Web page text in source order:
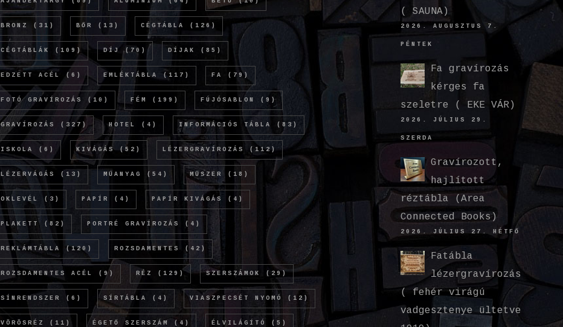
BRONZ (31) BŐR (13) CÉGTÁBLA (126)
CÉGTÁBLÁK (109) DÍJ (70) DÍJAK (85)
EDZETT ACÉL (6) EMLÉKTÁBLA (117) FA (79)
FOTÓ GRAVÍROZÁS (10) FÉM (199) FÚJÓSABLON (9)
GRAVÍROZÁS (327) HOTEL (4) INFORMÁCIÓS TÁBLA (83)
ISKOLA (6) KIVÁGÁS(52) LÉZERGRAVÍROZÁS (112)
LÉZERVÁGÁS (13) MŰANYAG (54) MŰSZER (18)
OKLEVÉL (3) PAPÍR (4) PAPÍR KIVÁGÁS (4)
PLAKETT(82) PORTRÉ GRAVÍROZÁS (4)
REKLÁMTÁBLA (120) ROZSDAMENTES (42)
ROZSDAMENTES ACÉL (9) RÉZ (129) SZERSZÁMOK (29)
SÍNRENDSZER (6) SÍRTÁBLA (4) VIASZPECSÉT NYOMÓ (12)
VÖRÖSRÉZ (11) ÉGETŐ SZERSZÁM (4) ÉLVILÁGÍTÓ (5)
( SAUNA)
2026. AUGUSZTUS 7.
PÉNTEK
Fa gravírozás
kérges fa
szeletre ( EKE VÁR)
2026. JÚLIUS 29.
SZERDA
Gravírozott,
hajlított
réztábla (Area
Connected Books)
2026. JÚLIUS 27. HÉTFŐ
Fatábla
lézergravírozás
( fehér virágú
vadgesztenye ültetve